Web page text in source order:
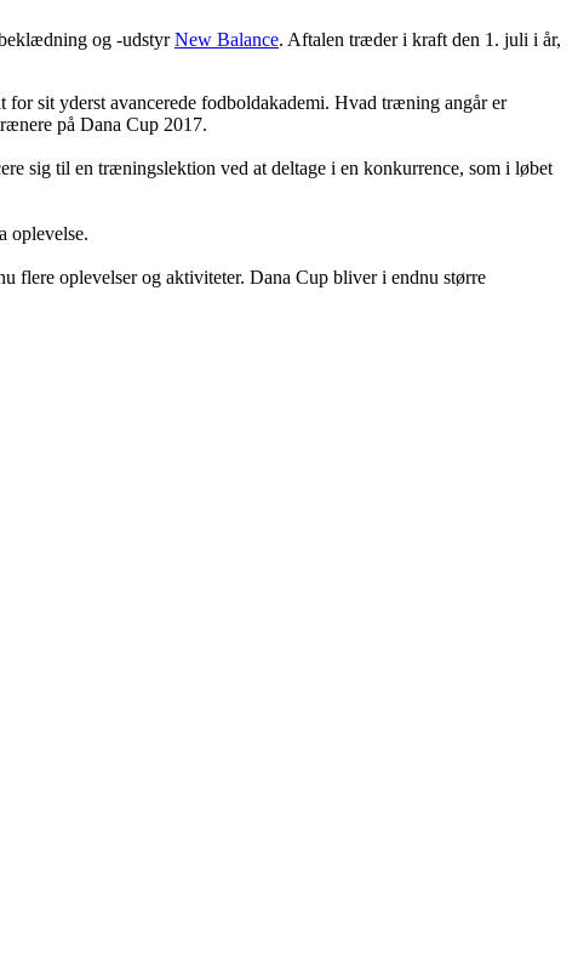
og -udstyrNew Balance. Aftalen træder i kraft den 1. juli i år,
sit yderst avancerede fodboldakademi. Hvad træning angår er
på Dana Cup 2017.
sig til en træningslektion ved at deltage i en konkurrence, som i løbet
oplevelse.
flere oplevelser og aktiviteter. Dana Cup bliver i endnu større